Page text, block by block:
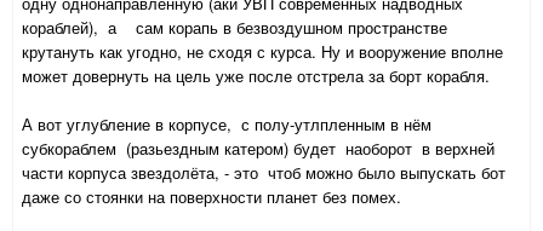
кораблей), а сам корапь в безвоздушном пространстве
крутануть как угодно, не сходя с курса. Ну и вооружение вполне
может довернуть на цель уже после отстрела за борт корабля.
А вот углубление в корпусе, с полу-утлпленным в нём
субкораблем (разьездным катером) будет наоборот в верхней
части корпуса звездолёта, - это чтоб можно было выпускать бот
даже со стоянки на поверхности планет без помех.